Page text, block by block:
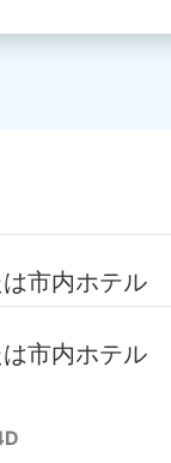
市内ホテル
市内ホテル